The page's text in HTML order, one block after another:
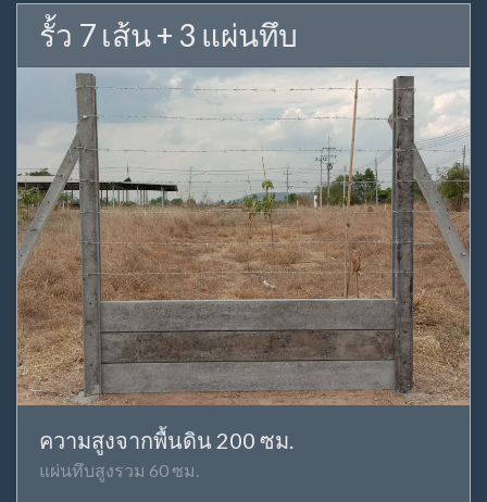
รั้ว 7 เส้น + 3 แผ่นทึบ
ความสูงจากพื้นดิน 200 ซม.
แผ่นทึบสูงรวม 60 ซม.